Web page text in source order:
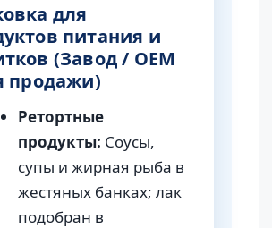
для
питания и
(Завод / OEM
продажи)
Ретортные
продукты: Соусы,
супы и жирная рыба в
жестяных банках; лак
подобран в